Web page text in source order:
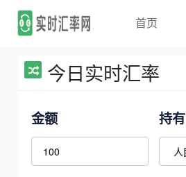
首页
今日实时汇率
金额 持有